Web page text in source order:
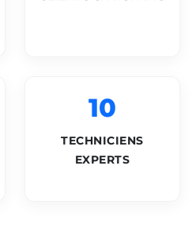
10
TECHNICIENS
EXPERTS